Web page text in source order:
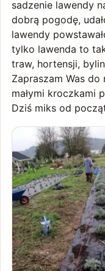
sadzenie lawendy
dobrą pogodę,
lawendy
tylko lawenda to
traw, hortensji,
Zapraszam Was
małymi kroczkami
Dziś miks od